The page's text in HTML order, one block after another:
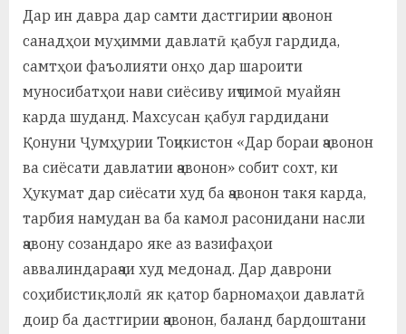
Дар ин давра дар самти дастгирии ҷавонон
санадҳои муҳимми давлатӣ қабул гардида,
самтҳои фаъолияти онҳо дар шароити
муносибатҳои нави сиёсиву иҷтимоӣ муайян
карда шуданд. Махсусан қабул гардидани
Қонуни Ҷумҳурии Тоҷикистон «Дар бораи ҷавонон
ва сиёсати давлатии ҷавонон» собит сохт, ки
Ҳукумат дар сиёсати худ ба ҷавонон такя карда,
тарбия намудан ва ба камол расонидани насли
ҷавону созандаро яке аз вазифаҳои
аввалиндараҷаи худ медонад. Дар даврони
соҳибистиқлолӣ як қатор барномаҳои давлатӣ
доир ба дастгирии ҷавонон, баланд бардоштани